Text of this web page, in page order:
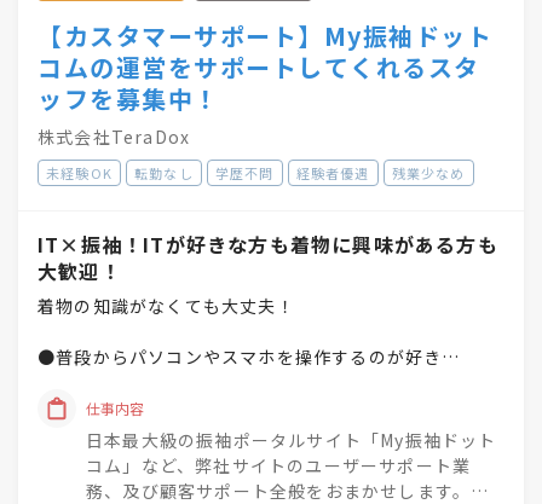
【カスタマーサポート】My振袖ドット
コムの運営をサポートしてくれるスタ
ッフを募集中！
株式会社TeraDox
未経験OK 転勤なし 学歴不問 経験者優遇 残業少なめ
IT×振袖！ITが好きな方も着物に興味がある方も
大歓迎！
着物の知識がなくても大丈夫！
●普段からパソコンやスマホを操作するのが好き
●Word・Excelが得意！
●困ったらとにかくググる！
そんな、ITサービスを使いこなしているあなたなら大丈
仕事内容
日本最大級の振袖ポータルサイト「My振袖ドット
コム」など、弊社サイトのユーザーサポート業
務、及び顧客サポート全般をおまかせします。